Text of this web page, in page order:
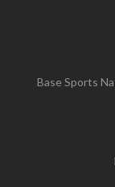
Base Sports